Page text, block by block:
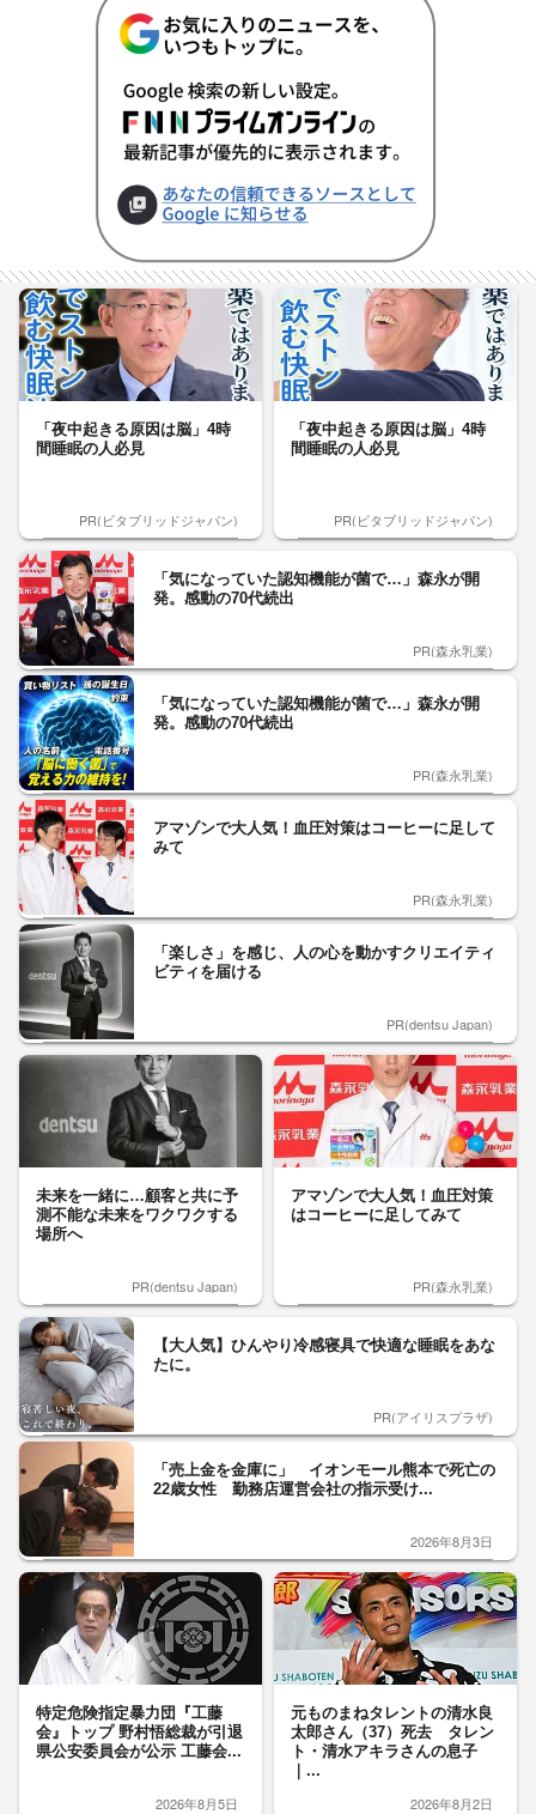
「夜中起きる原因は脳」4時
間睡眠の人必見
PR(ビタブリッドジャパン)
「夜中起きる原因は脳」4時
間睡眠の人必見
PR(ビタブリッドジャパン)
「気になっていた認知機能が菌で…」森永が開
発。感動の70代続出
PR(森永乳業)
「気になっていた認知機能が菌で…」森永が開
発。感動の70代続出
PR(森永乳業)
アマゾンで大人気！血圧対策はコーヒーに足して
みて
PR(森永乳業)
「楽しさ」を感じ、人の心を動かすクリエイティ
ビティを届ける
PR(dentsu Japan)
未来を一緒に…顧客と共に予
測不能な未来をワクワクする
場所へ
PR(dentsu Japan)
アマゾンで大人気！血圧対策
はコーヒーに足してみて
PR(森永乳業)
【大人気】ひんやり冷感寝具で快適な睡眠をあな
たに。
PR(アイリスプラザ)
「売上金を金庫に」 イオンモール熊本で死亡の
22歳女性 勤務店運営会社の指示受け...
2026年8月3日
特定危険指定暴力団『工藤
会』トップ 野村悟総裁が引退
県公安委員会が公示 工藤会...
2026年8月5日
元ものまねタレントの清水良
太郎さん（37）死去 タレン
ト・清水アキラさんの息子
｜...
2026年8月2日